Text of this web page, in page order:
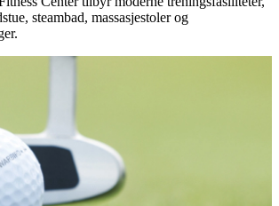
steambad, massasjestoler og